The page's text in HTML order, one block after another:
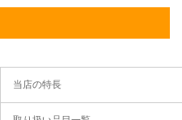
当店の特長